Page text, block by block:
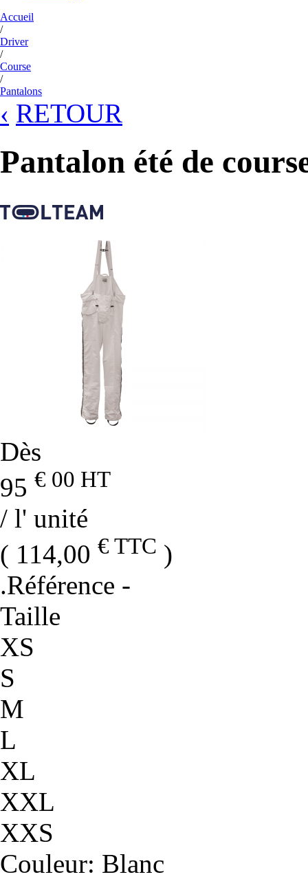
Accueil
/
Driver
/
Course
/
Pantalons
‹ RETOUR
Pantalon été de
Dès
95 € 00 HT
/ l' unité
( 114,00 € TTC )
.Référence -
Taille
XS
S
M
L
XL
XXL
XXS
Couleur: Blanc